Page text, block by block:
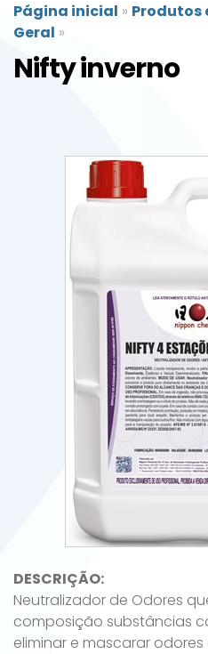
Página inicial » Produtos
Geral »
Nifty inverno
DESCRIÇÃO:
Neutralizador de Odores
composição substâncias
eliminar e mascarar